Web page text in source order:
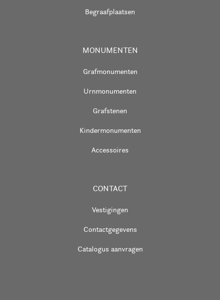
Begraafplaatsen
MONUMENTEN
Grafmonumenten
Urnmonumenten
Grafstenen
Kindermonumenten
Accessoires
CONTACT
Vestigingen
Contactgegevens
Catalogus aanvragen